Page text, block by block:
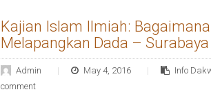
Kajian Islam Ilmiah:
Melapangkan Dada – Surabaya
Admin May 4, 2016 Info
comment